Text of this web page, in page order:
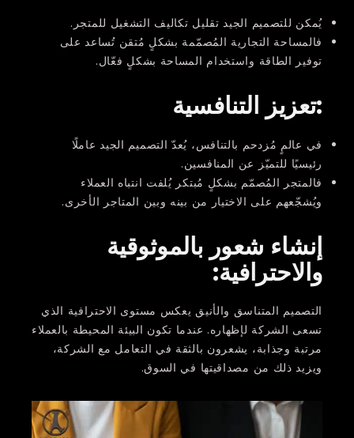
يُمكن للتصميم الجيد تقليل تكاليف التشغيل للمتجر.
فالمساحة التجارية المُصمّمة بشكلٍ مُتقن تُساعد على
توفير الطاقة واستخدام المساحة بشكلٍ فعّال.
:تعزيز التنافسية
في عالمٍ مُزدحم بالتنافس، يُعدّ التصميم الجيد عاملًا
رئيسيًا للتميّز عن المنافسين.
فالمتجر المُصمّم بشكلٍ مُبتكر يُلفت انتباه العملاء
ويُشجّعهم على الاختيار من بينه وبين المتاجر الأخرى.
إنشاء شعور بالموثوقية
والاحترافية:
التصميم المتناسق والأنيق يعكس مستوى الاحترافية الذي
تسعى الشركة لإظهاره. عندما تكون البيئة المحيطة بالعملاء
مرتبة وجذابة، يشعرون بالثقة في التعامل مع الشركة،
ويزيد ذلك من مصداقيتها في السوق.